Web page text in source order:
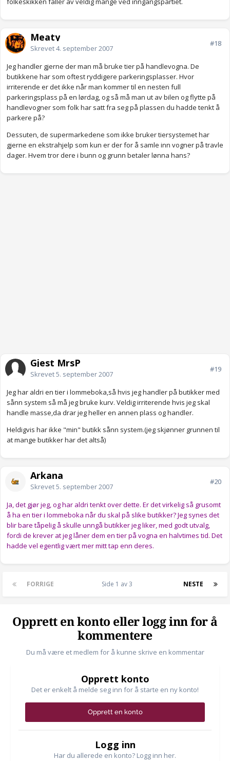
Meaty
Skrevet4. september 2007
#18
Jeg handler gjerne der man må bruke tier på handlevogna. De
butikkene har som oftest ryddigere parkeringsplasser. Hvor
irriterende er det ikke når man kommer til en nesten full
parkeringsplass på en lørdag, og så må man ut av bilen og flytte på
handlevogner som folk har satt fra seg på plassen du hadde tenkt å
parkere på?
Dessuten, de supermarkedene som ikke bruker tiersystemet har
gjerne en ekstrahjelp som kun er der for å samle inn vogner på travle
dager. Hvem tror dere i bunn og grunn betaler lønna hans?
Gjest MrsP
Skrevet5. september 2007
#19
Jeg har aldri en tier i lommeboka,så hvis jeg handler på butikker med
sånn system så må jeg bruke kurv. Veldig irriterende hvis jeg skal
handle masse,da drar jeg heller en annen plass og handler.
Heldigvis har ikke "min" butikk sånn system.(jeg skjønner grunnen til
at mange butikker har det altså)
Arkana
Skrevet5. september 2007
#20
Ja, det gjør jeg, og har aldri tenkt over dette. Er det virkelig så grusomt
å ha en tier i lommeboka når du skal på slike butikker? Jeg synes det
blir bare tåpelig å skulle unngå butikker jeg liker, med godt utvalg,
fordi de krever at jeg låner dem en tier på vogna en halvtimes tid. Det
hadde vel egentlig vært mer mitt tap enn deres.
FORRIGE NESTE
Side 1 av 3
Opprett en konto eller logg inn for å
kommentere
Du må være et medlem for å kunne skrive en kommentar
Opprett konto
Det er enkelt å melde seg inn for å starte en ny konto!
Opprett en konto
Logg inn
Har du allerede en konto? Logg inn her.